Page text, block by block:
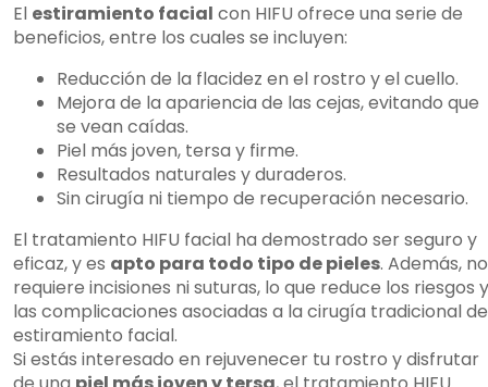
El estiramiento facial con HIFU ofrece una serie de
beneficios, entre los cuales se incluyen:
Reducción de la flacidez en el rostro y el cuello.
Mejora de la apariencia de las cejas, evitando que
se vean caídas.
Piel más joven, tersa y firme.
Resultados naturales y duraderos.
Sin cirugía ni tiempo de recuperación necesario.
El tratamiento HIFU facial ha demostrado ser seguro y
eficaz, y es apto para todo tipo de pieles. Además, no
requiere incisiones ni suturas, lo que reduce los riesgos y
las complicaciones asociadas a la cirugía tradicional de
estiramiento facial.
Si estás interesado en rejuvenecer tu rostro y disfrutar